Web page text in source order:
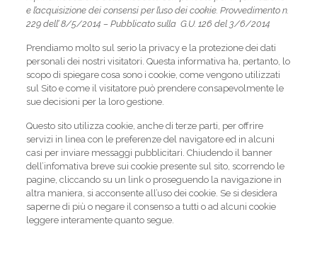
e l’acquisizione dei consensi per l’uso dei cookie. Provvedimento n.
229 dell’ 8/5/2014 – Pubblicato sulla G.U. 126 del 3/6/2014
Prendiamo molto sul serio la privacy e la protezione dei dati
personali dei nostri visitatori. Questa informativa ha, pertanto, lo
scopo di spiegare cosa sono i cookie, come vengono utilizzati
sul Sito e come il visitatore può prendere consapevolmente le
sue decisioni per la loro gestione.
Questo sito utilizza cookie, anche di terze parti, per offrire
servizi in linea con le preferenze del navigatore ed in alcuni
casi per inviare messaggi pubblicitari. Chiudendo il banner
dell’infomativa breve sui cookie presente sul sito, scorrendo le
pagine, cliccando su un link o proseguendo la navigazione in
altra maniera, si acconsente all’uso dei cookie. Se si desidera
saperne di più o negare il consenso a tutti o ad alcuni cookie
leggere interamente quanto segue.